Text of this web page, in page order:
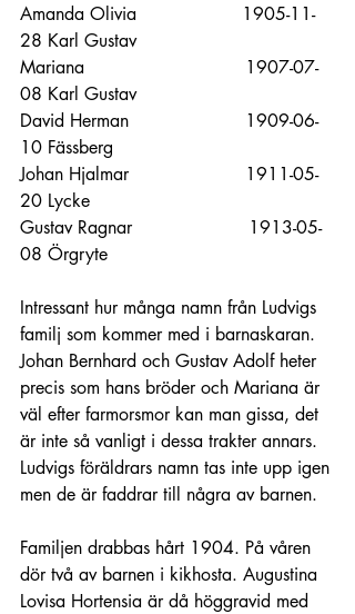
Amanda Olivia                   1905-11-
28 Karl Gustav
Mariana                             1907-07-
08 Karl Gustav
David Herman                     1909-06-
10 Fässberg
Johan Hjalmar                     1911-05-
20 Lycke
Gustav Ragnar                     1913-05-
08 Örgryte
Intressant hur många namn från Ludvigs
familj som kommer med i barnaskaran.
Johan Bernhard och Gustav Adolf heter
precis som hans bröder och Mariana är
väl efter farmorsmor kan man gissa, det
är inte så vanligt i dessa trakter annars.
Ludvigs föräldrars namn tas inte upp igen
men de är faddrar till några av barnen.
Familjen drabbas hårt 1904. På våren
dör två av barnen i kikhosta. Augustina
Lovisa Hortensia är då höggravid med